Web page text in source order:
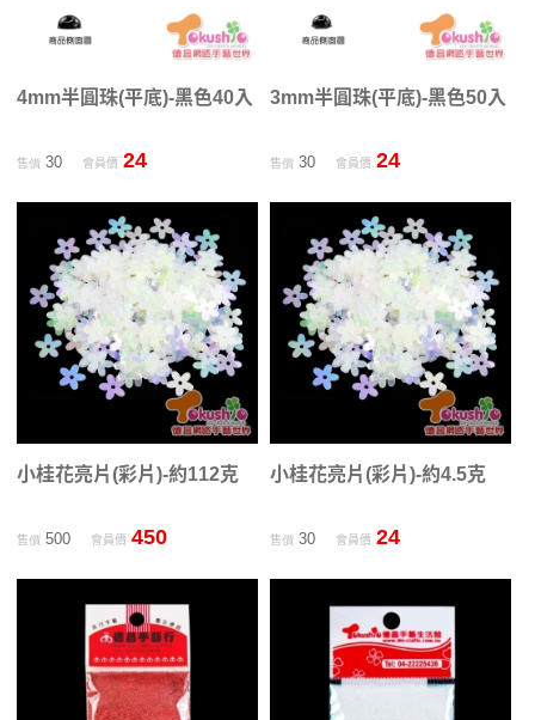
4mm半圓珠(平底)-黑色40入
售價30 會員價 24
3mm半圓珠(平底)-黑色50入
售價 30 會員價 24
小桂花亮片(彩片)-約112克
售價500 會員價 450
小桂花亮片(彩片)-約4.5克
售價 30 會員價 24